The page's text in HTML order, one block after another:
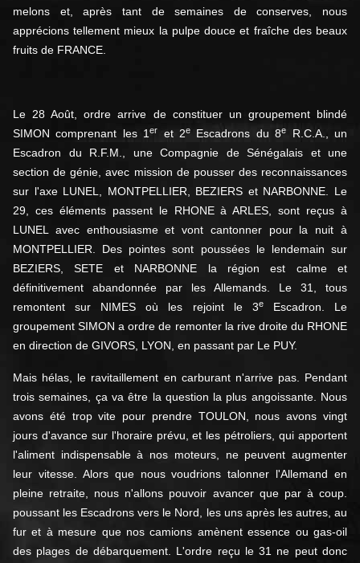
melons et, après tant de semaines de conserves, nous
apprécions tellement mieux la pulpe douce et fraîche des beaux
fruits de FRANCE.
Le 28 Août, ordre arrive de constituer un groupement blindé
SIMON comprenant les 1er et 2e Escadrons du 8e
R.C.A., un
Escadron du R.F.M., une Compagnie de Sénégalais et une
section de génie, avec mission de pousser des reconnaissances
sur l'axe LUNEL, MONTPELLIER, BEZIERS et NARBONNE. Le
29, ces éléments passent le RHONE à ARLES, sont reçus à
LUNEL avec enthousiasme et vont cantonner pour la nuit à
MONTPELLIER. Des pointes sont poussées le lendemain sur
BEZIERS, SETE et NARBONNE la région est calme et
définitivement abandonnée par les Allemands. Le 31, tous
remontent sur NIMES où les rejoint le 3eEscadron. Le
groupement SIMON a ordre de remonter la rive droite du RHONE
en direction de GIVORS, LYON, en passant par Le PUY.
Mais hélas, le ravitaillement en carburant n'arrive pas. Pendant
trois semaines, ça va être la question la plus angoissante. Nous
avons été trop vite pour prendre TOULON, nous avons vingt
jours d'avance sur l'horaire prévu, et les pétroliers, qui apportent
l'aliment indispensable à nos moteurs, ne peuvent augmenter
leur vitesse. Alors que nous voudrions talonner l'Allemand en
pleine retraite, nous n'allons pouvoir avancer que par à coup.
poussant les Escadrons vers le Nord, les uns après les autres, au
fur et à mesure que nos camions amènent essence ou gas-oil
des plages de débarquement. L'ordre reçu le 31 ne peut donc